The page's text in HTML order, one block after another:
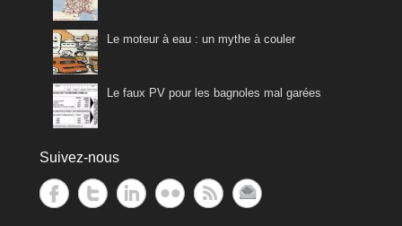
Le moteur à eau : un mythe à couler
Le faux PV pour les bagnoles mal garées
Suivez-nous